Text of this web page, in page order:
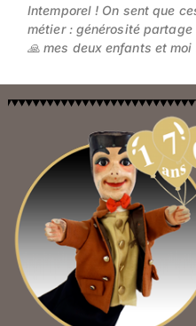
Intemporel ! On sent que
métier : générosité
🙏 mes deux enfants et